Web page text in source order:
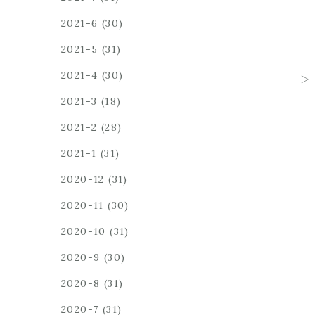
2021-6 (30)
2021-5 (31)
2021-4 (30)
2021-3 (18)
2021-2 (28)
2021-1 (31)
2020-12 (31)
2020-11 (30)
2020-10 (31)
2020-9 (30)
2020-8 (31)
2020-7 (31)